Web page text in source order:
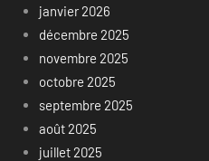
janvier 2026
décembre 2025
novembre 2025
octobre 2025
septembre 2025
août 2025
juillet 2025